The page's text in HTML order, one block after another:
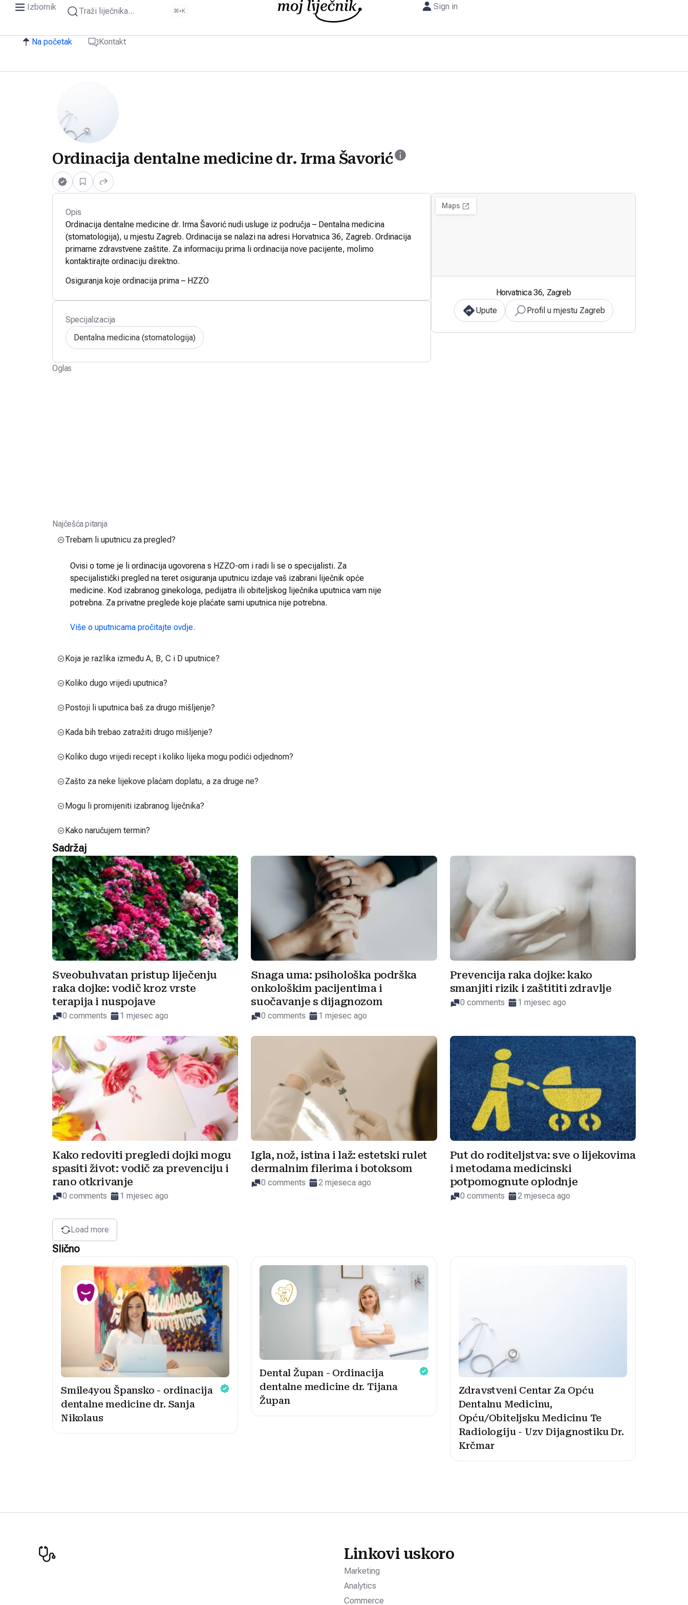
Izbornik Traži liječnika... ⌘+K Sign in
Na početak Kontakt
Ordinacija dentalne medicine dr. Irma Šavorić
Opis
Ordinacija dentalne medicine dr. Irma Šavorić nudi usluge iz područja – Dentalna medicina
(stomatologija), u mjestu Zagreb. Ordinacija se nalazi na adresi Horvatnica 36, Zagreb. Ordinacija
primarne zdravstvene zaštite. Za informaciju prima li ordinacija nove pacijente, molimo
kontaktirajte ordinaciju direktno.
Osiguranja koje ordinacija prima – HZZO
Specijalizacija
Dentalna medicina (stomatologija)
Oglas
Horvatnica 36, Zagreb
Upute
Profil u mjestu Zagreb
Najčešća pitanja
Trebam li uputnicu za pregled?
Ovisi o tome je li ordinacija ugovorena s HZZO-om i radi li se o specijalisti. Za
specijalistički pregled na teret osiguranja uputnicu izdaje vaš izabrani liječnik opće
medicine. Kod izabranog ginekologa, pedijatra ili obiteljskog liječnika uputnica vam nije
potrebna. Za privatne preglede koje plaćate sami uputnica nije potrebna.
Više o uputnicama pročitajte ovdje.
Koja je razlika između A, B, C i D uputnice?
Koliko dugo vrijedi uputnica?
Postoji li uputnica baš za drugo mišljenje?
Kada bih trebao zatražiti drugo mišljenje?
Koliko dugo vrijedi recept i koliko lijeka mogu podići odjednom?
Zašto za neke lijekove plaćam doplatu, a za druge ne?
Mogu li promijeniti izabranog liječnika?
Kako naručujem termin?
Sadržaj
Sveobuhvatan pristup liječenju
raka dojke: vodič kroz vrste
terapija i nuspojave
0 comments 1 mjesec ago
Snaga uma: psihološka podrška
onkološkim pacijentima i
suočavanje s dijagnozom
0 comments 1 mjesec ago
Prevencija raka dojke: kako
smanjiti rizik i zaštititi zdravlje
0 comments 1 mjesec ago
Kako redoviti pregledi dojki mogu
spasiti život: vodič za prevenciju i
rano otkrivanje
0 comments 1 mjesec ago
Igla, nož, istina i laž: estetski rulet
dermalnim filerima i botoksom
0 comments 2 mjeseca ago
Put do roditeljstva: sve o lijekovima
i metodama medicinski
potpomognute oplodnje
0 comments 2 mjeseca ago
Load more
Slično
Smile4you Špansko - ordinacija
dentalne medicine dr. Sanja
Nikolaus
Dental Župan - Ordinacija
dentalne medicine dr. Tijana
Župan
Zdravstveni Centar Za Opću
Dentalnu Medicinu,
Opću/Obiteljsku Medicinu Te
Radiologiju - Uzv Dijagnostiku Dr.
Krčmar
Linkovi uskoro
Marketing
Analytics
Commerce